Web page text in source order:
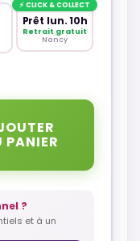
⚡ CLICK & COLLECT
Prêt lun. 10h
Retrait gratuit
Nancy
PANIER
?
et à un